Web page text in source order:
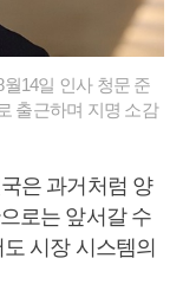
14일 인사 청문 준
출근하며 지명 소감
은 과거처럼 양
로는 앞서갈 수
시장 시스템의